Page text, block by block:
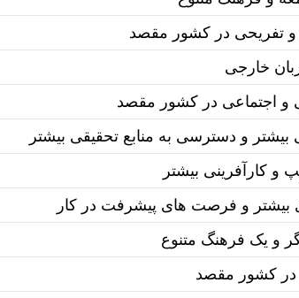
و تفریحی در کشور مقصد
خارجی
اجتماعی در کشور مقصد
و دسترسی به منابع تحقیقی بیشتر
کارآفرینی بیشتر
بیشتر و فرصت های پیشرفت در کار
و یک فرهنگ متنوع
در کشور مقصد